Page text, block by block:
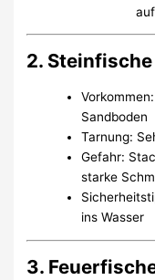
2.
Sandboden
Tarnung:
Gefahr:
starke
ins Wasser
3.